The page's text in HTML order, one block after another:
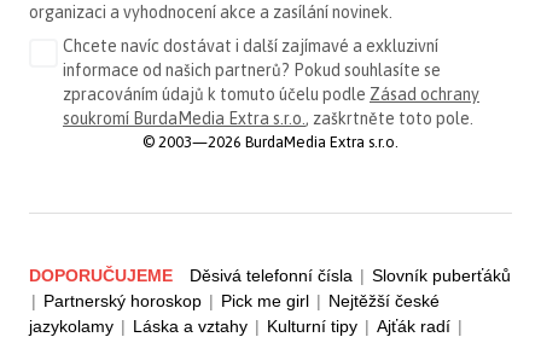
organizaci a vyhodnocení akce a zasílání novinek.
Chcete navíc dostávat i další zajímavé a exkluzivní
informace od našich partnerů? Pokud souhlasíte se
zpracováním údajů k tomuto účelu podle Zásad ochrany
soukromí BurdaMedia Extra s.r.o. , zaškrtněte toto pole.
© 2003—2026 BurdaMedia Extra s.r.o.
DOPORUČUJEME Děsivá telefonní čísla | Slovník puberťáků
| Partnerský horoskop | Pick me girl | Nejtěžší české
jazykolamy | Láska a vztahy | Kulturní tipy | Ajťák radí |